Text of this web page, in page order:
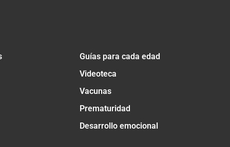
Guías para cada edad
Videoteca
Vacunas
Prematuridad
Desarrollo emocional